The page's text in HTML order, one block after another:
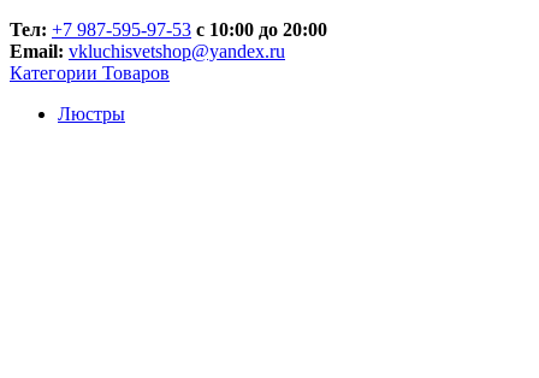
Тел: +7 987-595-97-53 с 10:00 до 20:00
Email: vkluchisvetshop@yandex.ru
Категории Товаров
Люстры